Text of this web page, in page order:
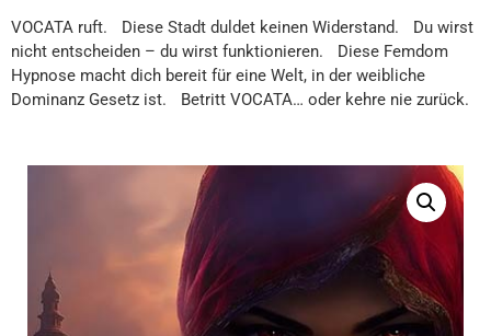
VOCATA ruft. Diese Stadt duldet keinen Widerstand. Du wirst
nicht entscheiden – du wirst funktionieren. Diese Femdom
Hypnose macht dich bereit für eine Welt, in der weibliche
Dominanz Gesetz ist. Betritt VOCATA… oder kehre nie zurück.